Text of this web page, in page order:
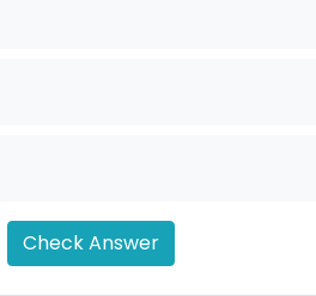
Check Answer